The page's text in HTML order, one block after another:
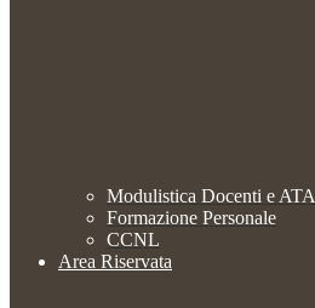
Modulistica Docenti e ATA
Formazione Personale
CCNL
Area Riservata